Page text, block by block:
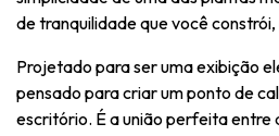
de tranquilidade que você
Projetado para ser uma exibição
pensado para criar um ponto de
escritório. É a união perfeita entre